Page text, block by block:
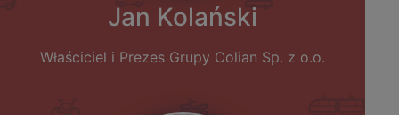
Jan Kolański
Właściciel i Prezes Grupy Colian Sp. z o.o.